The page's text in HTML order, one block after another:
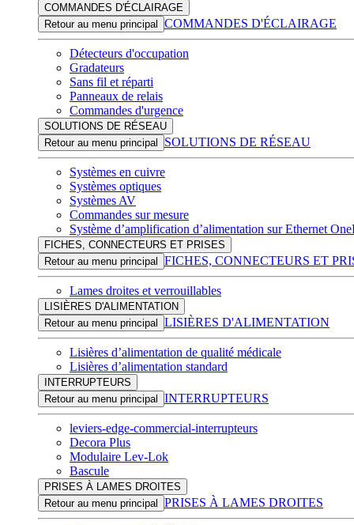
COMMANDES D'ÉCLAIRAGE
Retour au menu principal
COMMANDES D'ÉCLAIRAGE
Détecteurs d'occupation
Gradateurs
Sans fil et réparti
Panneaux de relais
Commandes d'urgence
SOLUTIONS DE RÉSEAU
Retour au menu principal
SOLUTIONS DE RÉSEAU
Systèmes en cuivre
Systèmes optiques
Systèmes AV
Commandes sur mesure
Système d’amplification d’alimentation sur Ethernet
FICHES, CONNECTEURS ET PRISES
Retour au menu principal
FICHES, CONNECTEURS ET
Lames droites et verrouillables
LISIÈRES D'ALIMENTATION
Retour au menu principal
LISIÈRES D'ALIMENTATION
Lisières d’alimentation de qualité médicale
Lisières d’alimentation standard
INTERRUPTEURS
Retour au menu principal
INTERRUPTEURS
leviers-edge-commercial-interrupteurs
Decora Plus
Modulaire Lev-Lok
Bascule
PRISES À LAMES DROITES
Retour au menu principal
PRISES À LAMES DROITES